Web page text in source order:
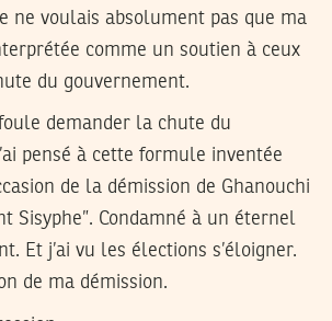
ne voulais absolument pas que ma
comme un soutien à ceux
du gouvernement.
demander la chute du
pensé à cette formule inventée
de la démission de Ghanouchi
Sisyphe”. Condamné à un éternel
Et j’ai vu les élections s’éloigner.
de ma démission.